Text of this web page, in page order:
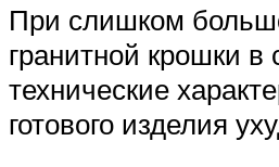
При слишком
гранитной крошки в
технические
готового изделия